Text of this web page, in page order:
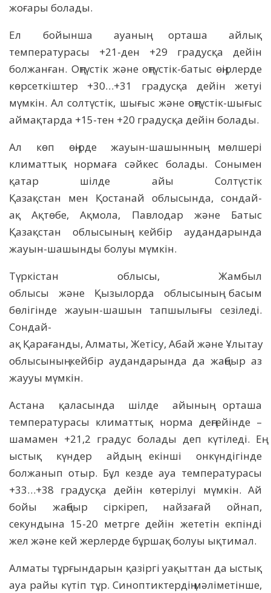
жоғары болады.
Ел бойынша ауаның орташа айлық
температурасы +21-ден +29 градусқа дейін
болжанған. Оңтүстік және оңтүстік-батыс өңірлерде
көрсеткіштер +30…+31 градусқа дейін жетуі
мүмкін. Ал солтүстік, шығыс және оңтүстік-шығыс
аймақтарда +15-тен +20 градусқа дейін болады.
Ал көп өңірде жауын-шашынның мөлшері
климаттық нормаға сәйкес болады. Сонымен
қатар шілде айы Солтүстік
Қазақстан мен Қостанай облысында, сондай-
ақ Ақтөбе, Ақмола, Павлодар және Батыс
Қазақстан облысының кейбір аудандарында
жауын-шашынды болуы мүмкін.
Түркістан облысы, Жамбыл
облысы және Қызылорда облысының басым
бөлігінде жауын-шашын тапшылығы сезіледі.
Сондай-
ақ Қарағанды, Алматы, Жетісу, Абай және Ұлытау
облысының кейбір аудандарында да жаңбыр аз
жаууы мүмкін.
Астана қаласында шілде айының орташа
температурасы климаттық норма деңгейінде –
шамамен +21,2 градус болады деп күтіледі. Ең
ыстық күндер айдың екінші онкүндігінде
болжанып отыр. Бұл кезде ауа температурасы
+33…+38 градусқа дейін көтерілуі мүмкін. Ай
бойы жаңбыр сіркіреп, найзағай ойнап,
секундына 15-20 метрге дейін жететін екпінді
жел және кей жерлерде бұршақ болуы ықтимал.
Алматы тұрғындарын қазіргі уақыттан да ыстық
ауа райы күтіп тұр. Синоптиктердің мәліметінше,